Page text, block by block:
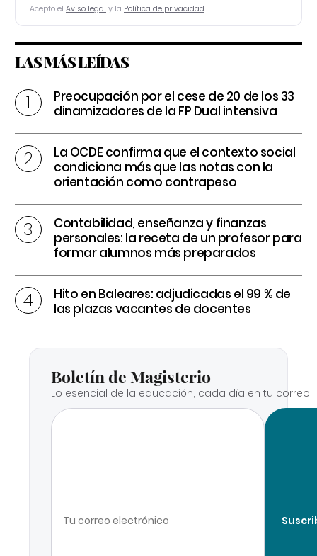
Acepto el Aviso legal y la Política de privacidad
LAS MÁS LEÍDAS
Preocupación por el cese de 20 de los 33
dinamizadores de la FP Dual intensiva
La OCDE confirma que el contexto social
condiciona más que las notas con la
orientación como contrapeso
Contabilidad, enseñanza y finanzas
personales: la receta de un profesor para
formar alumnos más preparados
Hito en Baleares: adjudicadas el 99 % de
las plazas vacantes de docentes
Boletín de Magisterio
Lo esencial de la educación, cada día en tu correo.